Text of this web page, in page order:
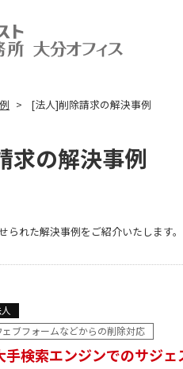
[法人]削除請求の解決事例
求の解決事例
られた解決事例をご紹介いたします
ェブフォームなどからの削除対応
手検索エンジンでのサジェ